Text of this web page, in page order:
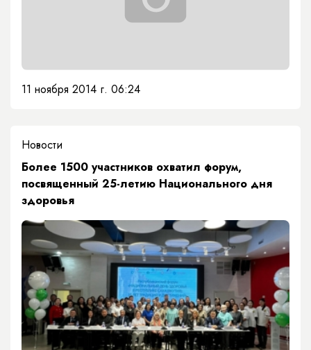
11 ноября 2014 г. 06:24
Новости
Более 1500 участников охватил форум,
посвященный 25-летию Национального дня
здоровья